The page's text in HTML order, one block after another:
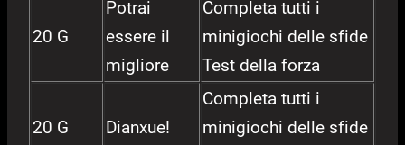
20 G
Potrai
essere il
migliore
Completa tutti i
minigiochi delle sfide
Test della forza
20 G Dianxue!
Completa tutti i
minigiochi delle sfide